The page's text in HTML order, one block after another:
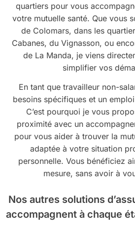
quartiers pour vous
votre mutuelle santé. Que vous
de Colomars, dans les
Cabanes, du Vignasson, ou
de La Manda, je viens
simplifier vos
En tant que travailleur non-
besoins spécifiques et un
C’est pourquoi je vous
proximité avec un
pour vous aider à trouver la
adaptée à votre situation
personnelle. Vous bénéficiez
mesure, sans avoir à
Nos autres solutions
accompagnent à chaque